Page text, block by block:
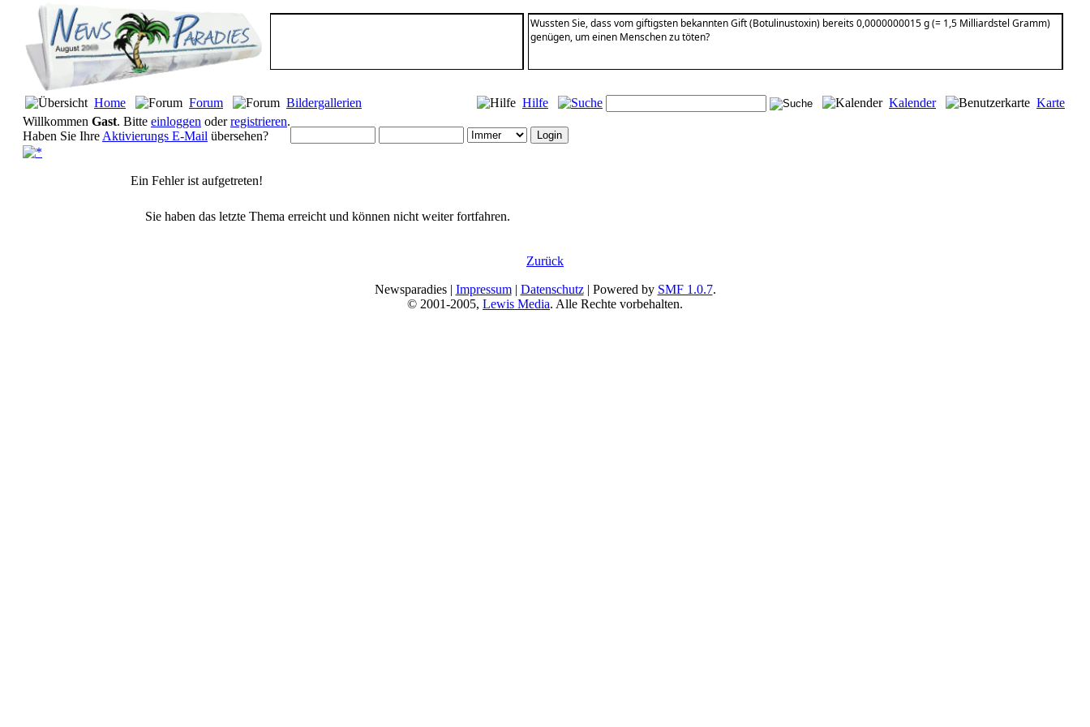
Wussten Sie, dass vom giftigsten bekannten Gift (Botulinustoxin) bereits 0,0000000015 g (= 1,5 Milliardstel Gramm)
genügen, um einen Menschen zu töten?
Home Forum Bildergallerien Hilfe Kalender
Karte
Willkommen Gast. Bitte einloggen oderregistrieren.
Haben Sie Ihre Aktivierungs E-Mail übersehen?
Ein Fehler ist aufgetreten!
Sie haben das letzte Thema erreicht und können nicht weiter fortfahren.
Zurück
Newsparadies | Impressum| Datenschutz| Powered by SMF 1.0.7.
© 2001-2005, Lewis Media. Alle Rechte vorbehalten.